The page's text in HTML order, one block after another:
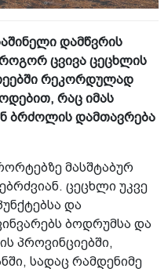
დამწვრის
როგორ ცვივა ცეცხლის
რეკორდულად
რაც იმას
ბრძოლის დამთავრება
მასშტაბურ
ცეცხლი უკვე
და
ბოდრუმსა და
პროვინციებში,
სადაც რამდენიმე